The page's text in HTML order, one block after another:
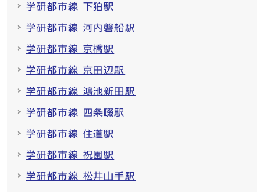
学研都市線 下狛駅
学研都市線 河内磐船駅
学研都市線 京橋駅
学研都市線 京田辺駅
学研都市線 鴻池新田駅
学研都市線 四条畷駅
学研都市線 住道駅
学研都市線 祝園駅
学研都市線 松井山手駅